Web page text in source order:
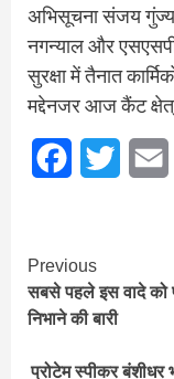
अभिसूचना संजय
नगन्याल और
सुरक्षा में तैनात
मद्देनजर आज कैंट
FacebookTwitter
Continue
Reading
Previous
सबसे पहले इस वादे को
निभाने की बारी
प्रोटेम स्पीकर